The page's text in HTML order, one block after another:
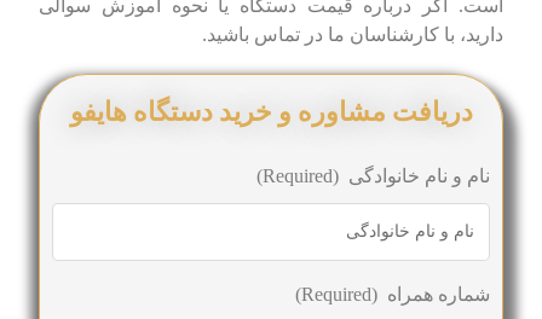
است. اگر درباره قیمت دستگاه یا نحوه آموزش سوالی
دارید، با کارشناسان ما در تماس باشید.
دریافت مشاوره و خرید دستگاه هایفو
نام و نام خانوادگی (Required)
شماره همراه (Required)